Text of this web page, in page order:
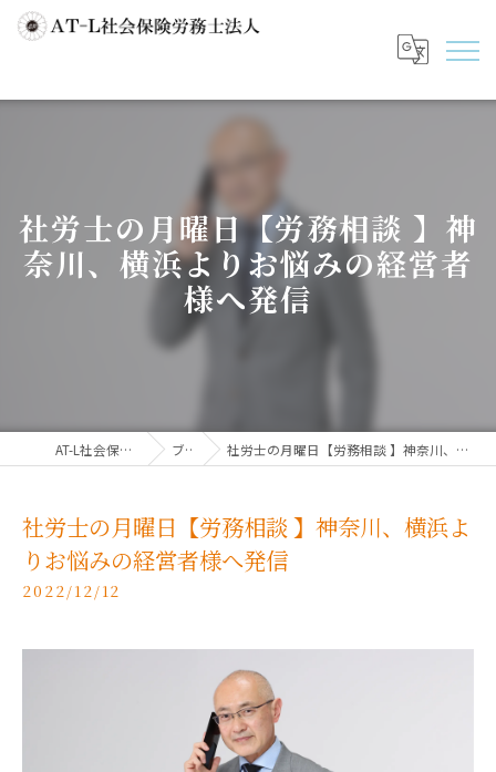
社労士の月曜日【労務相談 】神
奈川、横浜よりお悩みの経営者
様へ発信
AT-L社会保険労務士法人 ブログ 社労士の月曜日【労務相談 】神奈川、横浜よりお悩みの経営者様へ発信
社労士の月曜日【労務相談 】神奈川、横浜よ
りお悩みの経営者様へ発信
2022/12/12